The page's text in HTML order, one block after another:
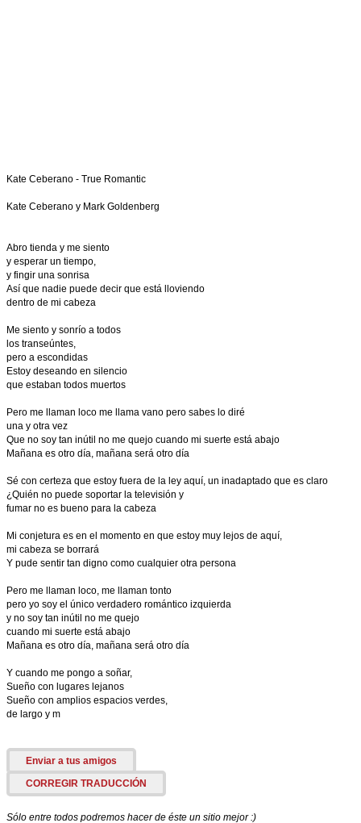
Kate Ceberano - True Romantic
Kate Ceberano y Mark Goldenberg
Abro tienda y me siento
y esperar un tiempo,
y fingir una sonrisa
Así que nadie puede decir que está lloviendo
dentro de mi cabeza
Me siento y sonrío a todos
los transeúntes,
pero a escondidas
Estoy deseando en silencio
que estaban todos muertos
Pero me llaman loco me llama vano pero sabes lo diré
una y otra vez
Que no soy tan inútil no me quejo cuando mi suerte está abajo
Mañana es otro día, mañana será otro día
Sé con certeza que estoy fuera de la ley aquí, un inadaptado que es claro
¿Quién no puede soportar la televisión y
fumar no es bueno para la cabeza
Mi conjetura es en el momento en que estoy muy lejos de aquí,
mi cabeza se borrará
Y pude sentir tan digno como cualquier otra persona
Pero me llaman loco, me llaman tonto
pero yo soy el único verdadero romántico izquierda
y no soy tan inútil no me quejo
cuando mi suerte está abajo
Mañana es otro día, mañana será otro día
Y cuando me pongo a soñar,
Sueño con lugares lejanos
Sueño con amplios espacios verdes,
de largo y m
Enviar a tus amigos
CORREGIR TRADUCCIÓN
Sólo entre todos podremos hacer de éste un sitio mejor :)